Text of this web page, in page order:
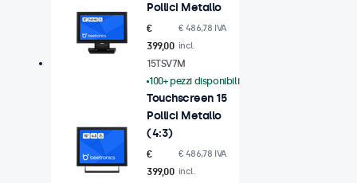
Pollici Metallo
€
399,00
€ 486,78 IVA
incl.
Touchscreen 15
Pollici Metallo
(4:3)
15TSV7M
100+ pezzi disponibili
€
399,00
€ 486,78 IVA
incl.